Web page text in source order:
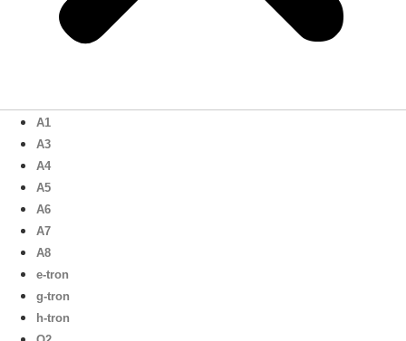
A1
A3
A4
A5
A6
A7
A8
e-tron
g-tron
h-tron